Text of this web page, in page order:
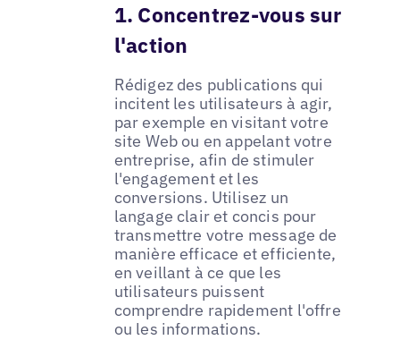
1. Concentrez-vous sur
l'action
Rédigez des publications qui
incitent les utilisateurs à agir,
par exemple en visitant votre
site Web ou en appelant votre
entreprise, afin de stimuler
l'engagement et les
conversions. Utilisez un
langage clair et concis pour
transmettre votre message de
manière efficace et efficiente,
en veillant à ce que les
utilisateurs puissent
comprendre rapidement l'offre
ou les informations.